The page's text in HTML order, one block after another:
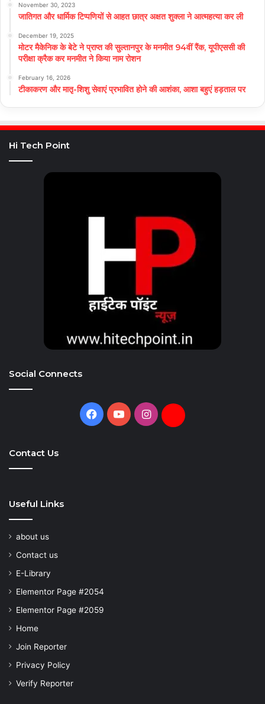
November 30, 2023
जातिगत और धार्मिक टिप्पणियों से आहत छात्र अक्षत शुक्ला ने आत्महत्या कर ली
December 19, 2025
मोटर मैकेनिक के बेटे ने प्राप्त की सुल्तानपुर के मनमीत 94वीं रैंक, यूपीएससी की
परीक्षा क्रैक कर मनमीत ने किया नाम रोशन
February 16, 2026
टीकाकरण और मातृ-शिशु सेवाएं प्रभावित होने की आशंका, आशा बहुएं हड़ताल पर
Hi Tech Point
Social Connects
Facebook
YouTubeInstagramDaily
Contact Us
Useful Links
about us
Contact us
E-Library
Elementor Page #2054
Elementor Page #2059
Home
Join Reporter
Privacy Policy
Verify Reporter